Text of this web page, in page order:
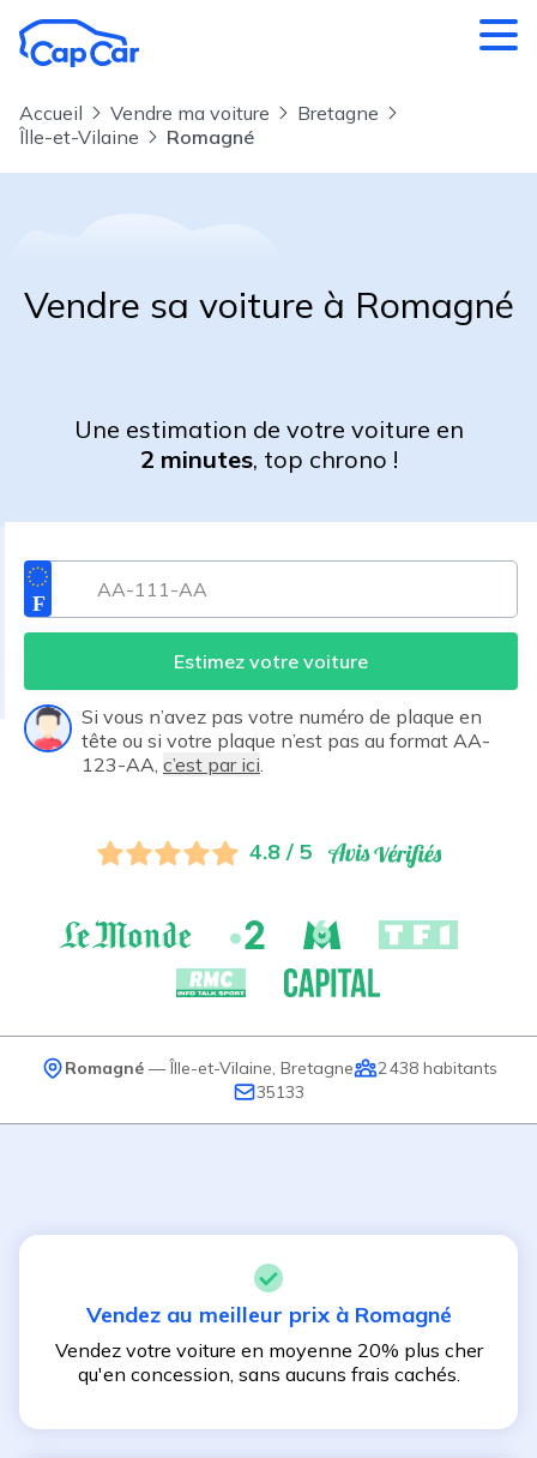
Accueil Vendre ma voiture
Bretagne
Îlle-et-Vilaine
Romagné
Vendre sa voiture à Romagné
Une estimation de votre voiture en
2 minutes, top chrono !
Estimez votre voiture
Si vous n’avez pas votre numéro de plaque en
tête ou si votre plaque n’est pas au format AA-
123-AA, c’est par ici
4.8 / 5
Romagné—Îlle-et-Vilaine Bretagne 2 438habitants
35133
Vendez au meilleur prix à Romagné
Vendez votre voiture en moyenne 20% plus cher
qu'en concession, sans aucuns frais cachés.